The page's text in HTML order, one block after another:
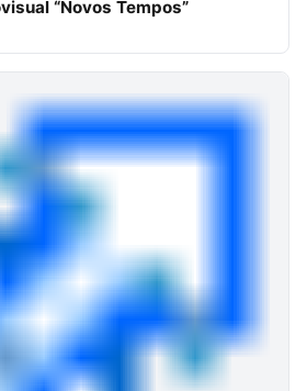
“Novos Tempos”